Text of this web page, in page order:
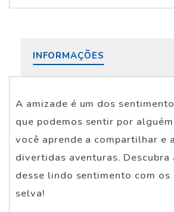
INFORMAÇÕES
A amizade é um dos
que podemos sentir por
você aprende a compartilhar e
divertidas aventuras. Descubra
desse lindo sentimento com os
selva!